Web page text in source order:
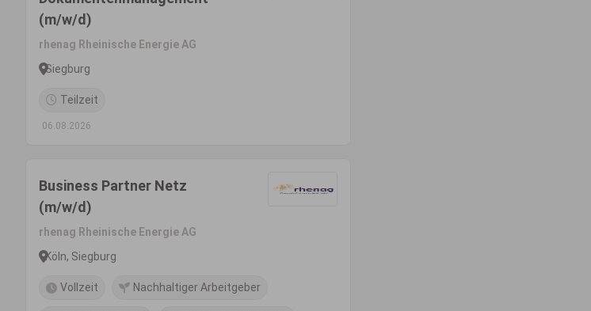
(m/w/d)
rhenag Rheinische Energie AG
Siegburg
Teilzeit
06.08.2026
Business Partner Netz
(m/w/d)
rhenag Rheinische Energie AG
Köln, Siegburg
Vollzeit Nachhaltiger Arbeitgeber